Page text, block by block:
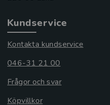
Kundservice
Kontakta kundservice
046-31 21 00
Frågor och svar
Köpvillkor